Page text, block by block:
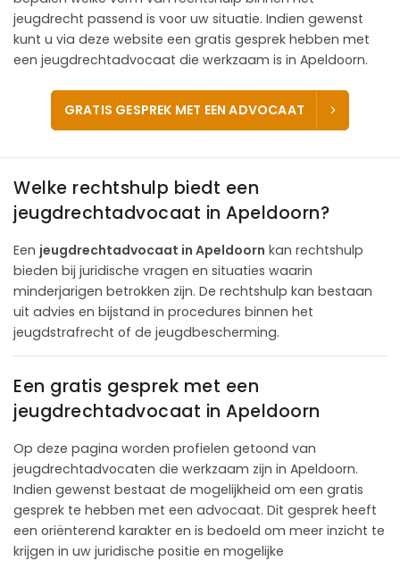
jeugdrecht passend is voor uw situatie. Indien gewenst
kunt u via deze website een gratis gesprek hebben met
een jeugdrechtadvocaat die werkzaam is in Apeldoorn.
GRATIS GESPREK MET EEN ADVOCAAT
Welke rechtshulp biedt een
jeugdrechtadvocaat in Apeldoorn?
Een jeugdrechtadvocaat in Apeldoorn kan rechtshulp
bieden bij juridische vragen en situaties waarin
minderjarigen betrokken zijn. De rechtshulp kan bestaan
uit advies en bijstand in procedures binnen het
jeugdstrafrecht of de jeugdbescherming.
Een gratis gesprek met een
jeugdrechtadvocaat in Apeldoorn
Op deze pagina worden profielen getoond van
jeugdrechtadvocaten die werkzaam zijn in Apeldoorn.
Indien gewenst bestaat de mogelijkheid om een gratis
gesprek te hebben met een advocaat. Dit gesprek heeft
een oriënterend karakter en is bedoeld om meer inzicht te
krijgen in uw juridische positie en mogelijke